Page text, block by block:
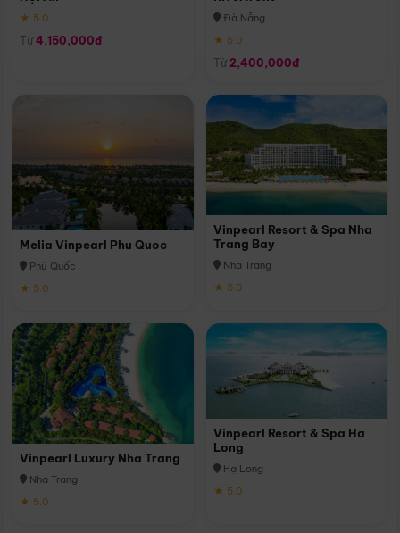
★ 5.0
Từ 4,150,000đ
Đà Nẵng
★ 5.0
Từ 2,400,000đ
Melia Vinpearl Phu Quoc
Phú Quốc
★ 5.0
Vinpearl Resort & Spa Nha
Trang Bay
Nha Trang
★ 5.0
Vinpearl Luxury Nha Trang
Nha Trang
★ 5.0
Vinpearl Resort & Spa Ha
Long
Hạ Long
★ 5.0